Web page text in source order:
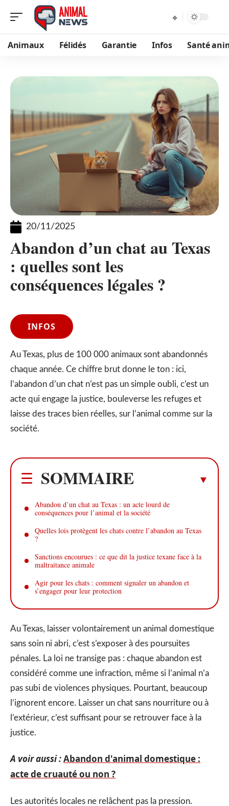
Animaux Félidés Garantie Infos Santé
20/11/2025
Abandon d’un chat au Texas
: quelles sont les
conséquences légales ?
INFOS
Au Texas, plus de 100 000 animaux sont abandonnés
chaque année. Ce chiffre brut donne le ton : ici,
l’abandon d’un chat n’est pas un simple oubli, c’est un
acte qui engage la justice, bouleverse les refuges et
laisse des traces bien réelles, sur l’animal comme sur la
société.
SOMMAIRE
Abandon d’un chat au Texas : un acte lourd de
conséquences pour l’animal et la société
Quelles lois protègent les chats contre l’abandon au Texas
?
Sanctions encourues : ce que dit la justice texane face à la
maltraitance animale
Agir pour les chats : comment signaler un abandon et
s’engager pour leur protection
Au Texas, laisser volontairement un animal domestique
sans soin ni abri, c’est s’exposer à des poursuites
pénales. La loi ne transige pas : chaque abandon est
considéré comme une infraction, même si l’animal n’a
pas subi de violences physiques. Pourtant, beaucoup
l’ignorent encore. Laisser un chat sans nourriture ou à
l’extérieur, c’est suffisant pour se retrouver face à la
justice.
A voir aussi :Abandon d'animal domestique :
acte de cruauté ou non ?
Les autorités locales ne relâchent pas la pression.